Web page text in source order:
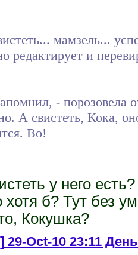
мамзель...
редактирует и
- порозовела
А свистеть, Кока,
Во!
у него
хотя б? Тут без
Кокушка?
29-Oct-10 23:11